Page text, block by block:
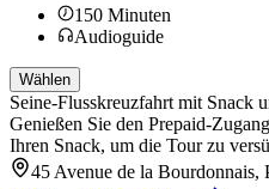
150 Minuten
Audioguide
Wählen
Seine-Flusskreuzfahrt mit Snack
Genießen Sie den Prepaid-
Ihren Snack, um die Tour zu
45 Avenue de la Bourdonnais,